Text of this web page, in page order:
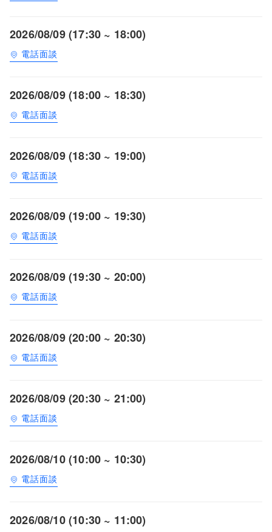
2026/08/09 (17:30 ~ 18:00)
電話面談
2026/08/09 (18:00 ~ 18:30)
電話面談
2026/08/09 (18:30 ~ 19:00)
電話面談
2026/08/09 (19:00 ~ 19:30)
電話面談
2026/08/09 (19:30 ~ 20:00)
電話面談
2026/08/09 (20:00 ~ 20:30)
電話面談
2026/08/09 (20:30 ~ 21:00)
電話面談
2026/08/10 (10:00 ~ 10:30)
電話面談
2026/08/10 (10:30 ~ 11:00)